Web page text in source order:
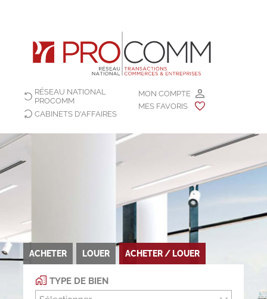
MON COMPTE
MES FAVORIS
RÉSEAU NATIONAL
PROCOMM
CABINETS D'AFFAIRES
ACHETER LOUER ACHETER / LOUER
TYPE DE BIEN